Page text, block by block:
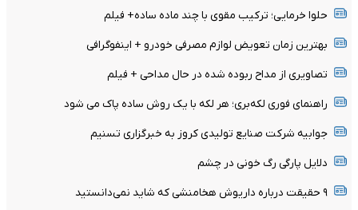
حلوا خرمایی؛ ترکیب مقوی با چند ماده ساده+ فیلم
بهترین زمان تعویض لوازم مصرفی خودرو + اینفوگرافی
تصاویری از مداح ربوده شده در حال مداحی + فیلم
راهنمای فوری لکه‌بری؛ هر لکه با یک روش ساده پاک می شود
جوابیه شرکت صنایع تولیدی کروز به خبرگزاری تسنیم
دلایل پارگی رگ خونی در چشم
۹ حقیقت درباره داریوش هخامنشی که شاید نمی‌دانستید